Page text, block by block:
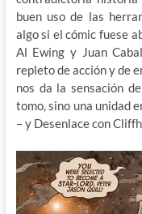
buen uso de las
algo si el cómic fuese
Al Ewing y Juan
repleto de acción y de
nos da la sensación
tomo, sino una unidad
– y Desenlace con